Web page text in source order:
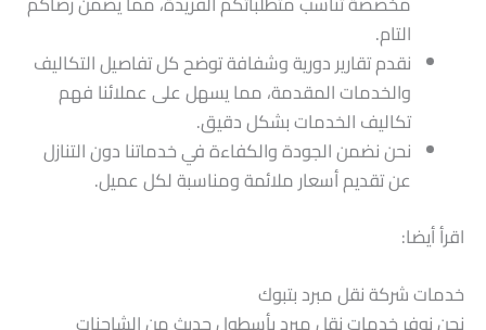
التام.
نقدم تقارير دورية وشفافة توضح كل تفاصيل التكاليف
والخدمات المقدمة، مما يسهل على عملائنا فهم
تكاليف الخدمات بشكل دقيق.
نحن نضمن الجودة والكفاءة في خدماتنا دون التنازل
عن تقديم أسعار ملائمة ومناسبة لكل عميل.
اقرأ أيضا:
خدمات شركة نقل مبرد بتبوك
نحن نوفر خدمات نقل مبرد بأسطول حديث من الشاحنات